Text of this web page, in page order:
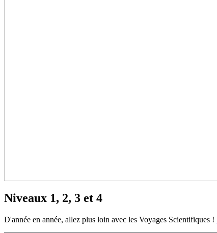
Niveaux 1, 2, 3 et 4
D'année en année, allez plus loin avec les Voyages Scientifiques !